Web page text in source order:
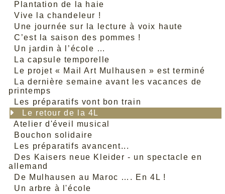
Plantation de la haie
Vive la chandeleur !
Une journée sur la lecture à voix haute
C’est la saison des pommes !
Un jardin à l’école …
La capsule temporelle
Le projet « Mail Art Mulhausen » est terminé
La dernière semaine avant les vacances de
printemps
Les préparatifs vont bon train
Le retour de la 4L
Atelier d'éveil musical
Bouchon solidaire
Les préparatifs avancent...
Des Kaisers neue Kleider - un spectacle en
allemand
De Mulhausen au Maroc …. En 4L !
Un arbre à l'école